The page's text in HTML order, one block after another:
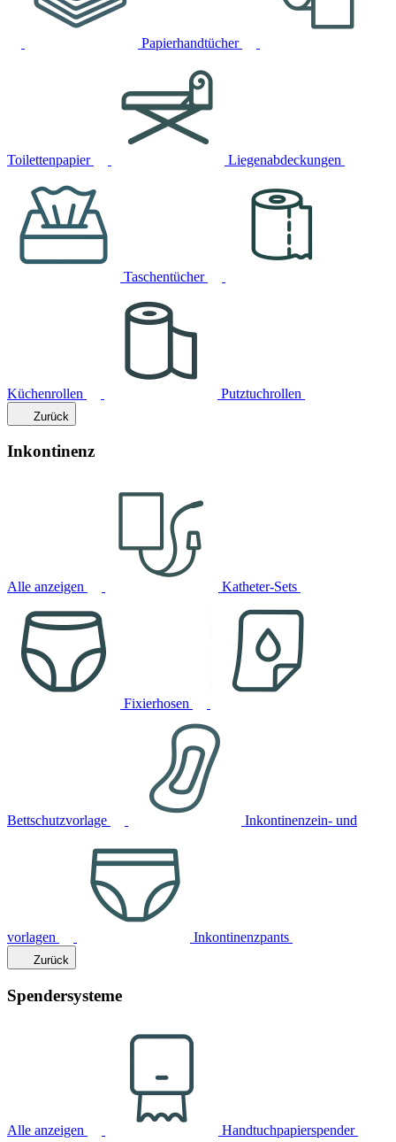
Papierhandtücher
Toilettenpapier Liegenabdeckungen
Taschentücher
Küchenrollen Putztuchrollen
Zurück
Inkontinenz
Alle anzeigen Katheter-Sets
Fixierhosen
Bettschutzvorlage Inkontinenzein- und
vorlagen Inkontinenzpants
Zurück
Spendersysteme
Alle anzeigen Handtuchpapierspender